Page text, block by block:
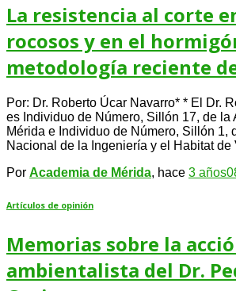
La resistencia al corte
rocosos y en el
metodología reciente
Por: Dr. Roberto Úcar Navarro* * El Dr.
es Individuo de Número, Sillón 17, de la
Mérida e Individuo de Número, Sillón 1,
Nacional de la Ingeniería y el Habitat de
Por Academia de Mérida, hace 3 años
Artículos de opinión
Memorias sobre la
ambientalista del Dr.